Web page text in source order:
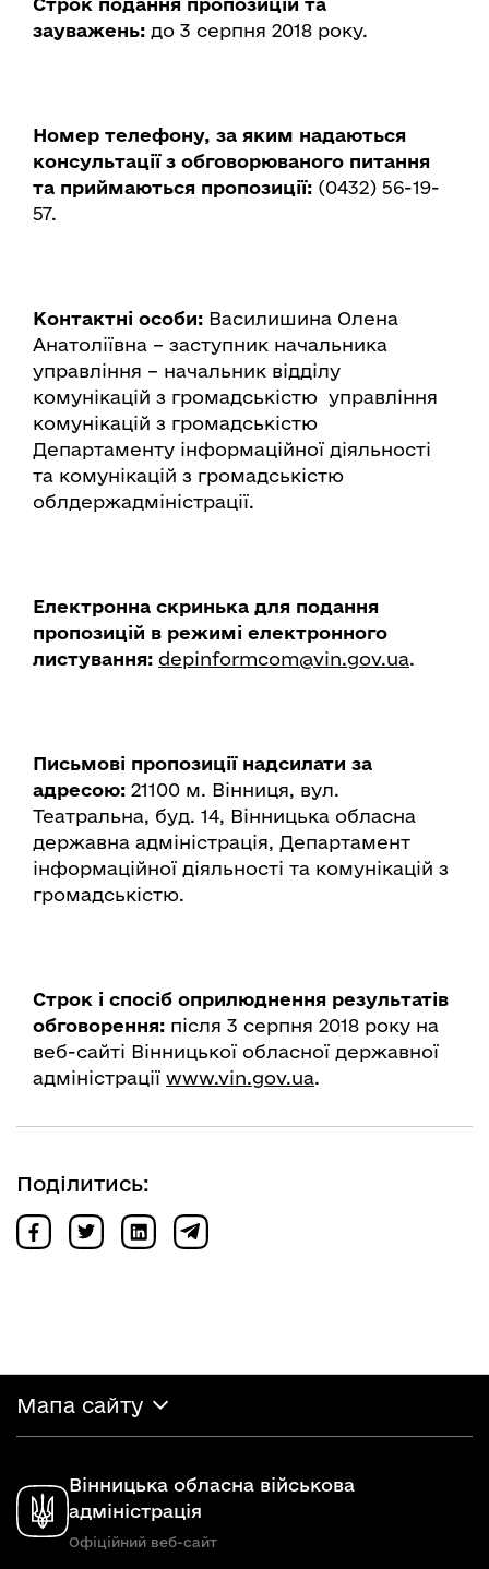
зауважень: до 3 серпня 2018 року.
Номер телефону, за яким надаються
консультації з обговорюваного питання
та приймаються пропозиції: (0432) 56-19-
57.
Контактні особи: Василишина Олена
Анатоліївна – заступник начальника
управління – начальник відділу
комунікацій з громадськістю управління
комунікацій з громадськістю
Департаменту інформаційної діяльності
та комунікацій з громадськістю
облдержадміністрації.
Електронна скринька для подання
пропозицій в режимі електронного
листування: depinformcom@vin.gov.ua.
Письмові пропозиції надсилати за
адресою: 21100 м. Вінниця, вул.
Театральна, буд. 14, Вінницька обласна
державна адміністрація, Департамент
інформаційної діяльності та комунікацій з
громадськістю.
Строк і спосіб оприлюднення результатів
обговорення: після 3 серпня 2018 року на
веб-сайті Вінницької обласної державної
адміністрації www.vin.gov.ua.
Поділитись:
Мапа сайту
Вінницька обласна військова
адміністрація
Офіційний веб-сайт